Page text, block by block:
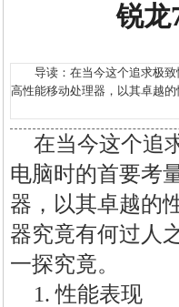
锐龙
导读：在当今这个追求极致
高性能移动处理器，以其卓越
在当今这个追
电脑时的首要考
器，以其卓越的
器究竟有何过人
一探究竟。
1. 性能表现